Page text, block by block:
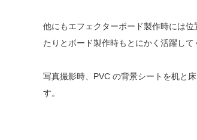
他にもエフェクターボード製作時には
たりとボード製作時もとにかく活躍して
写真撮影時、PVC の背景シートを机と
す。